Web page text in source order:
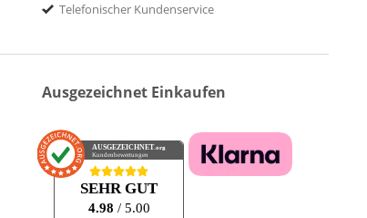
Telefonischer Kundenservice
Ausgezeichnet Einkaufen
AUSGEZEICHNET.org
Kundenbewertungen
SEHR GUT
4.98 / 5.00